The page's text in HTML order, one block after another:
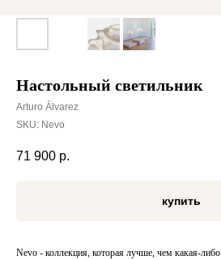
Настольный светильник
Arturo Álvarez
SKU: Nevo
71 900 р.
купить
Nevo - коллекция, которая лучше, чем какая-